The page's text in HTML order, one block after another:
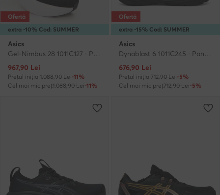
extra -10% Cod: SUMMER
Ofertă
Asics
Gel-Nimbus 28 1011C127 · Pantofi pentru alergare
Prețul actual
967,90 Lei
Prețul inițial1.088,90 Lei-11%
Cel mai mic preț1.088,90 Lei-11%
extra -15% Cod: SUMMER
Ofertă
Asics
Dynablast 6 1011C245 · Pantofi pentru alergare
Prețul actual
676,90 Lei
Prețul inițial712,90 Lei-5%
Cel mai mic preț712,90 Lei-5%